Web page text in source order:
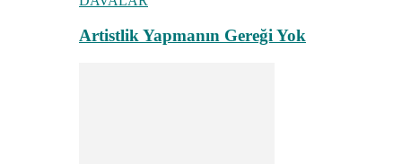
Artistlik Yapmanın Gereği Yok